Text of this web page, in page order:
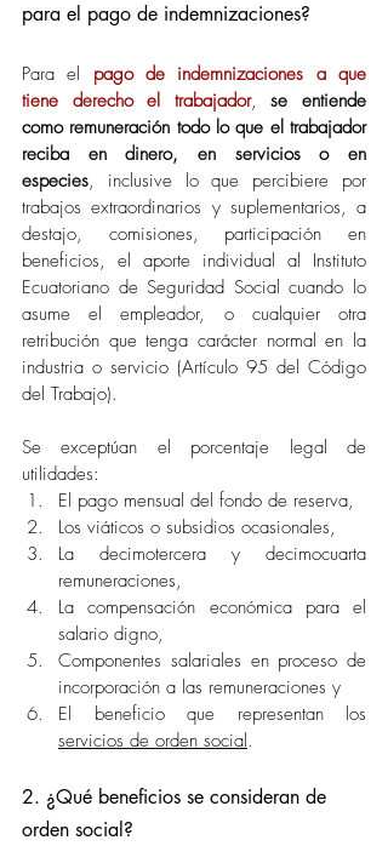
para el pago de indemnizaciones?
Para el pago de indemnizaciones a que
tiene derecho el trabajador, se entiende
como remuneración todo lo que el trabajador
reciba en dinero, en servicios o en
especies,
inclusive lo que percibiere por
trabajos extraordinarios y suplementarios, a
destajo, comisiones, participación en
beneficios, el aporte individual al Instituto
Ecuatoriano de Seguridad Social cuando lo
asume el empleador, o cualquier otra
retribución que tenga carácter normal en la
industria o servicio (Artículo 95 del Código
del Trabajo).
Se exceptúan el porcentaje legal de
utilidades:
El pago mensual del fondo de reserva,
Los viáticos o subsidios ocasionales,
La decimotercera y decimocuarta
remuneraciones,
La compensación económica para el
salario digno,
Componentes salariales en proceso de
incorporación a las remuneraciones y
servicios de orden social.
2. ¿Qué beneficios se consideran de
orden social?